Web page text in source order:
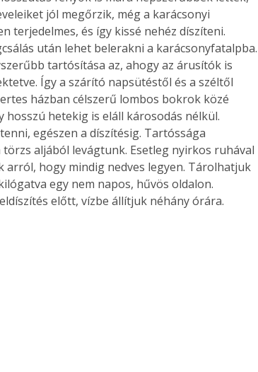
itt!
A
jól megőrzik, még a karácsonyi
terjedelmes, és így kissé nehéz díszíteni.
után lehet belerakni a karácsonyfatalpba.
tartósítása az, ahogy az árusítók is
Így a szárító napsütéstől és a széltől
házban célszerű lombos bokrok közé
hetekig is eláll károsodás nélkül.
egészen a díszítésig. Tartóssága
aljából levágtunk. Esetleg nyirkos ruhával
arról, hogy mindig nedves legyen. Tárolhatjuk
egy nem napos, hűvös oldalon.
előtt, vízbe állítjuk néhány órára.